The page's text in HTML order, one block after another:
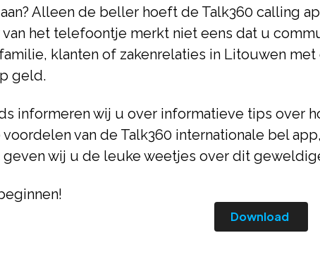
Alleen de beller hoeft de Talk360 calling
het telefoontje merkt niet eens dat u
klanten of zakenrelaties in Litouwen
geld.
informeren wij u over informatieve tips over
van de Talk360 internationale bel
wij u de leuke weetjes over dit
Download